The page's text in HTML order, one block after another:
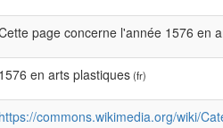
page concerne l'année 1576 en
1576 en arts plastiques(fr)
https://commons.wikimedia.org/wiki/